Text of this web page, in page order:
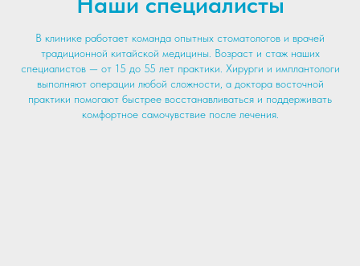
В клинике работает команда опытных стоматологов и врачей
традиционной китайской медицины. Возраст и стаж наших
специалистов — от 15 до 55 лет практики. Хирурги и имплантологи
выполняют операции любой сложности, а доктора восточной
практики помогают быстрее восстанавливаться и поддерживать
комфортное самочувствие после лечения.